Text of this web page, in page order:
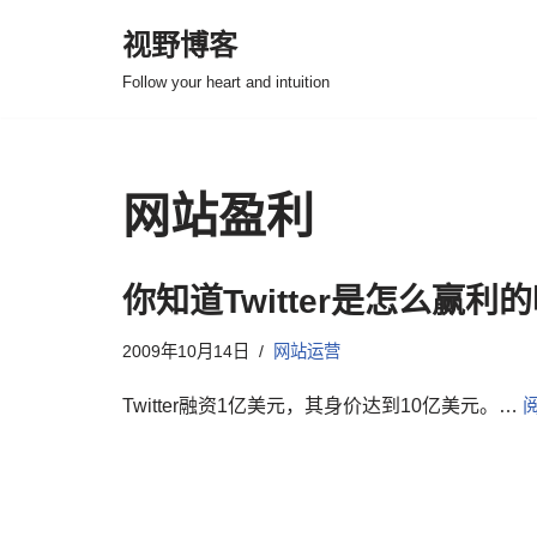
视野博客
Follow your heart and intuition
网站盈利
你知道Twitter是怎么赢利的
2009年10月14日 网站运营
Twitter融资1亿美元，其身价达到10亿美元。…